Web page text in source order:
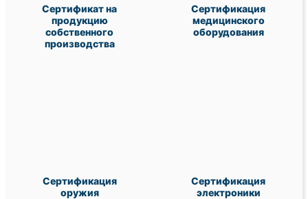
Сертификат на
продукцию
собственного
производства
Сертификация
медицинского
оборудования
Сертификация
оружия
Сертификация
электроники